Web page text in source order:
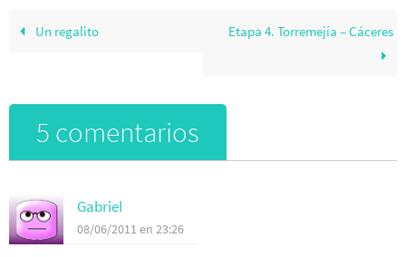
Un regalito Etapa 4. Torremejía – Cáceres
5 comentarios
Gabriel
08/06/2011 en 23:26